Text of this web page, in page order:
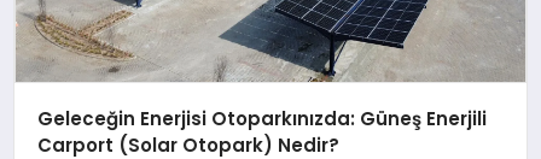
Geleceğin Enerjisi Otoparkınızda: Güneş Enerjili
Carport (Solar Otopark) Nedir?